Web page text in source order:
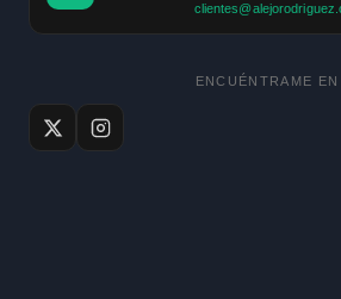
ENCUÉNTRAME EN